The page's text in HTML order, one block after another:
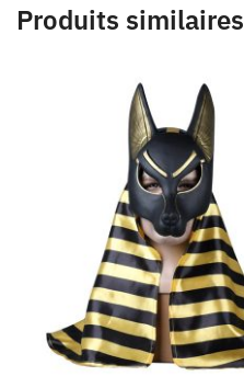
Produits similaires